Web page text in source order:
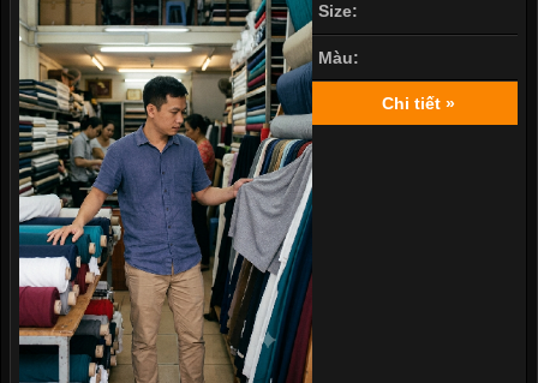
Size:
Màu:
Chi tiết »